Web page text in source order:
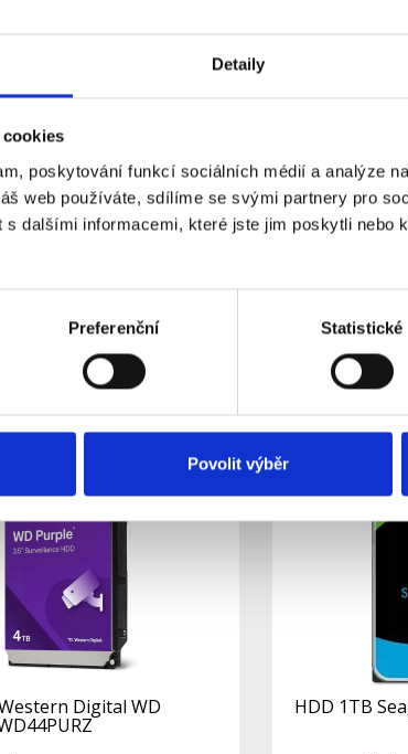
Detaily
poskytování funkcí sociálních médií a analýze
web používáte, sdílíme se svými partnery pro
s dalšími informacemi, které jste jim poskytli nebo
Preferenční Statistické
Povolit výběr
Digital
nedostupný
6 050 Kč
Dostupnost: Skladem
Digital WD HDD 1TB